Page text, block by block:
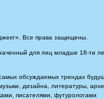
Все права защищены.
для лиц младше 18-ти
обсуждаемых трендах
дизайна, литературы,
писателями, футурологами